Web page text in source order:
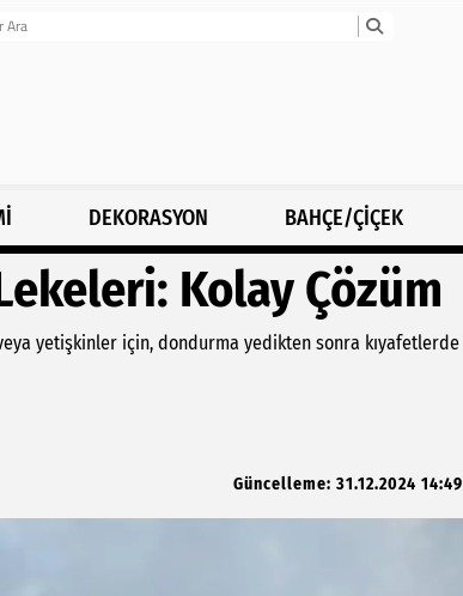
DEKORASYON BAHÇE/ÇİÇEK
Kolay Çözüm
yetişkinler için, dondurma yedikten sonra kıyafetlerde
Güncelleme: 31.12.2024 14:49